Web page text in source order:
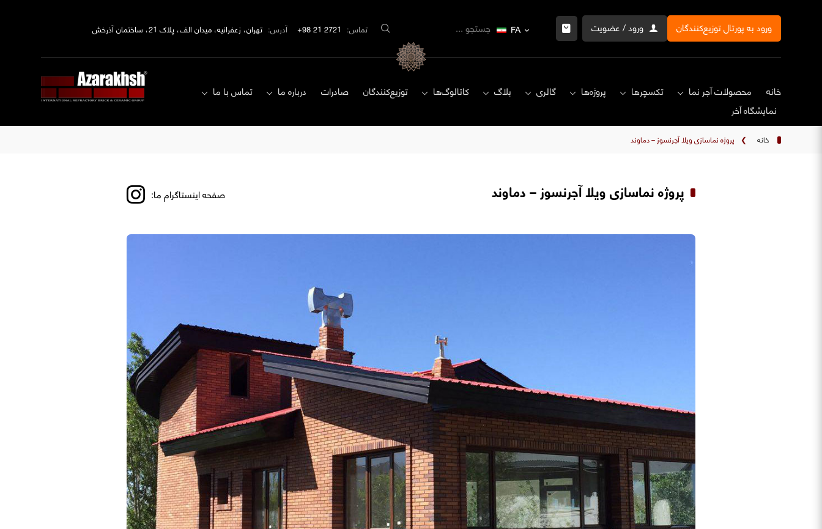
ورود به پورتال توزیع‌کنندگان ورود / عضویت FA تماس: 2721 21 98+ آدرس: تهران، زعفرانیه، میدان الف، پلاک 21، ساختمان آذرخش
خانه محصولات آجر نما تکسچرها پروژه‌ها گالری بلاگ کاتالوگ‌ها توزیع‌کنندگان صادرات درباره ما
تماس با ما
نمایشگاه‌ آخر
خانه ❯ پروژه نماسازی ویلا آجرنسوز – دماوند
پروژه نماسازی ویلا آجرنسوز – دماوند صفحه اینستاگرام ما: